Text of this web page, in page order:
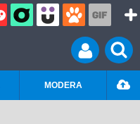
MODERA